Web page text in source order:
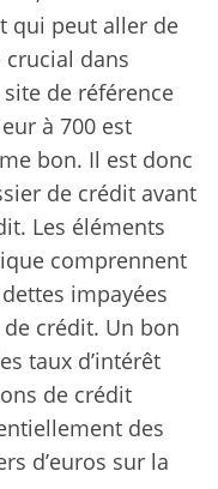
qui peut aller de
dans
site de référence
à 700 est
bon. Il est donc
de crédit avant
Les éléments
comprennent
impayées
crédit. Un bon
taux d’intérêt
de crédit
des
d’euros sur la